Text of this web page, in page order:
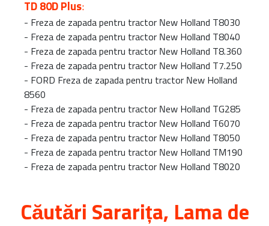
TD 80D Plus:
- Freza de zapada pentru tractor New Holland T8030
- Freza de zapada pentru tractor New Holland T8040
- Freza de zapada pentru tractor New Holland T8.360
- Freza de zapada pentru tractor New Holland T7.250
- FORD Freza de zapada pentru tractor New Holland
8560
- Freza de zapada pentru tractor New Holland TG285
- Freza de zapada pentru tractor New Holland T6070
- Freza de zapada pentru tractor New Holland T8050
- Freza de zapada pentru tractor New Holland TM190
- Freza de zapada pentru tractor New Holland T8020
Căutări Sararița, Lama de